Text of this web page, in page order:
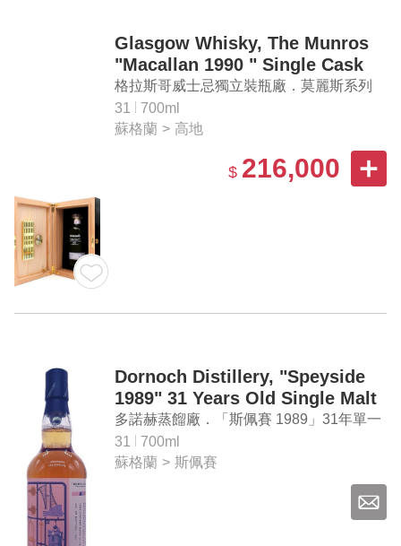
Glasgow Whisky, The Munros
"Macallan 1990 " Single Cask
Highland Single Malt Scotch
Whisky
格拉斯哥威士忌獨立裝瓶廠．莫麗斯系列
「麥卡倫 1990」單桶單一麥芽蘇格蘭威士
忌
31
700ml
蘇格蘭 > 高地
$ 216,000
Dornoch Distillery, "Speyside
1989" 31 Years Old Single Malt
Scotch Whisky
多諾赫蒸餾廠．「斯佩賽 1989」31年單一
麥芽蘇格蘭威士忌
31
700ml
蘇格蘭 > 斯佩賽